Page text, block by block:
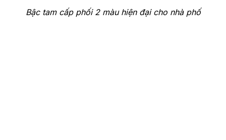
Bậc tam cấp phối 2 màu hiện đại cho nhà phố